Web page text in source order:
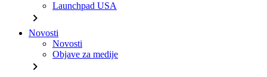
Launchpad USA
chevron_right
Novosti
Novosti
Objave za medije
chevron_right